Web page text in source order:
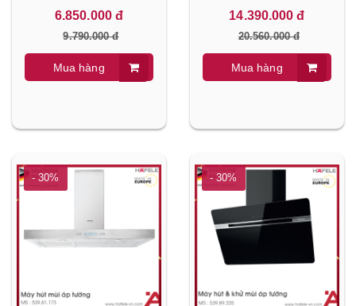
6.850.000 đ
9.790.000 đ
Mua hàng
14.390.000 đ
20.560.000 đ
Mua hàng
- 30% - 30%